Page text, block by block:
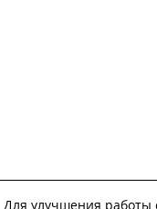
Для улучшения работы